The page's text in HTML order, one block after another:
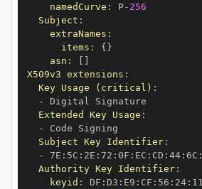
namedCurve : P- 256
Subject :
extraNames :
items : { }
asn :
X509v3 extensions :
Key Usage (critical) :
-
Extended Key Usage :
-
Subject Key Identifier:
-
7E : 5C : 2E : 72 : 0F : EC : CD : 44: 6C :
Authority Key Identifier:
keyid : DF : D3 : E9 : CF : 56 : 24: 11